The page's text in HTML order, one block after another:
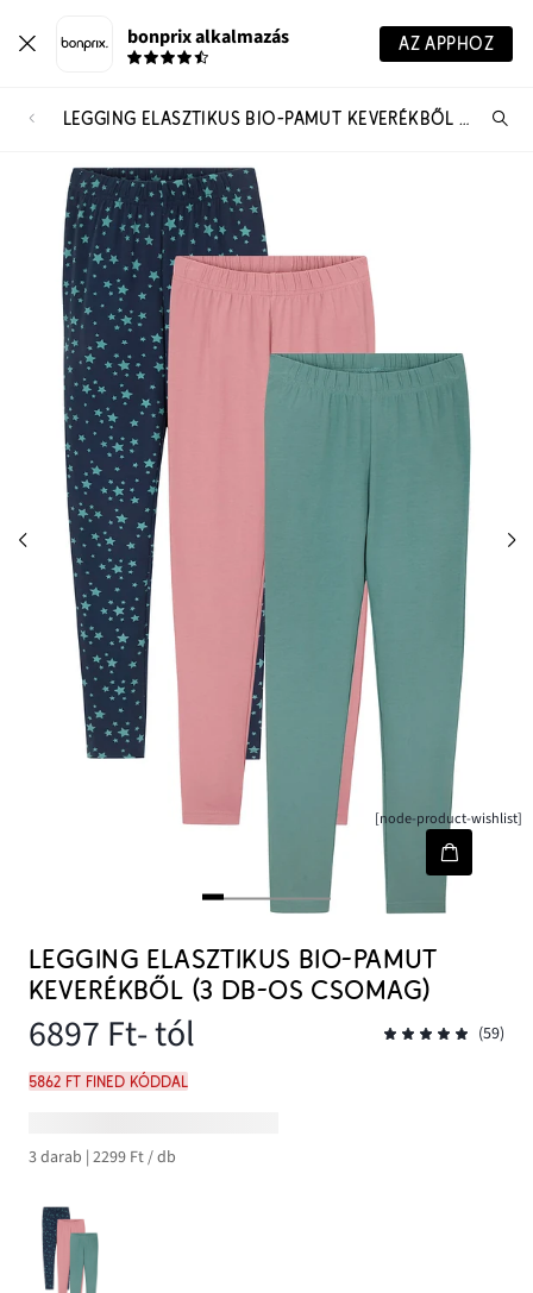
bonprix alkalmazás AZ APPHOZ
LEGGING ELASZTIKUS BIO-PAMUT KEVERÉKBŐL (3 DB-OS CSOMAG)
[node-product-wishlist]
LEGGING ELASZTIKUS BIO-PAMUT
KEVERÉKBŐL (3 DB-OS CSOMAG)
6897 Ft- tól (59)
5862 Ft FINED kóddal
3 darab | 2299 Ft / db